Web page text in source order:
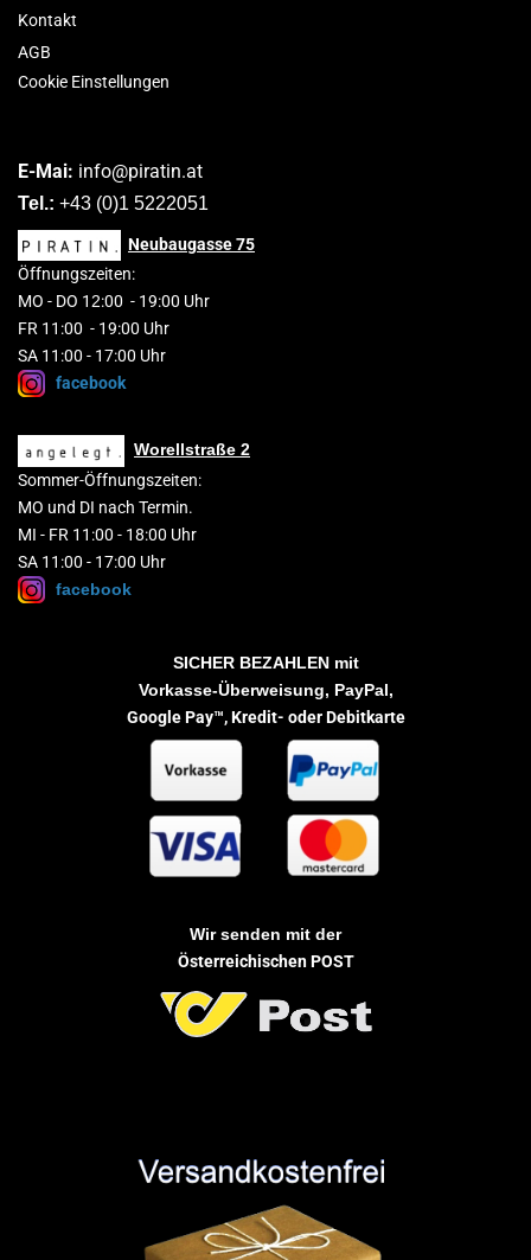
Kontakt
AGB
Cookie Einstellungen
E-Mai: info@piratin.at
Tel.: +43 (0)1 5222051
Neubaugasse75
Öffnungszeiten:
MO - DO 1 2:00 - 19:00 Uhr
FR 11:00 - 19:00 Uhr
SA 11:00 - 17:00 Uhr
facebook
Worellstraße 2
Sommer-Öffnungszeiten:
MO und DI nach Termin.
MI - FR 11:00 - 18:00 Uhr
SA 11:00 - 17:00 Uhr
facebook
SICHER BEZAHLENmit
Vorkasse-Überweisung, PayPal,
Google Pay™,Kredit- oder Debitkarte
Wir senden mit der
Österreichischen POST